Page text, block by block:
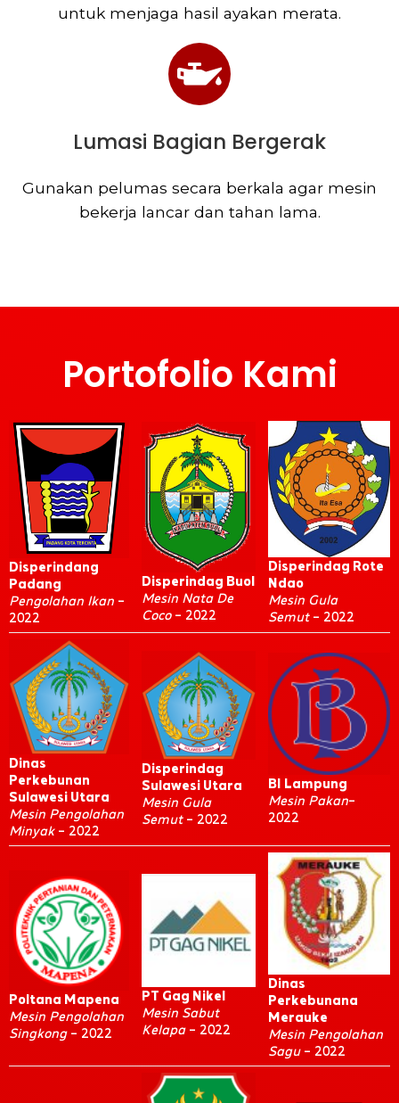
untuk menjaga hasil ayakan merata.
Lumasi Bagian Bergerak
Gunakan pelumas secara berkala agar mesin
bekerja lancar dan tahan lama.
Portofolio Kami
Disperindang
Padang
Pengolahan Ikan –
2022
Disperindag Buol
Mesin Nata De
Coco– 2022
Disperindag Rote
Ndao
Mesin Gula
Semut– 2022
Dinas
Perkebunan
Sulawesi Utara
Mesin Pengolahan
Minyak– 2022
Disperindag
Sulawesi Utara
Mesin Gula
Semut– 2022
BI Lampung
Mesin Pakan–
2022
Poltana Mapena
Mesin Pengolahan
Singkong – 2022
PT Gag Nikel
Mesin Sabut
Kelapa – 2022
Dinas
Perkebunana
Merauke
Mesin Pengolahan
Sagu – 2022